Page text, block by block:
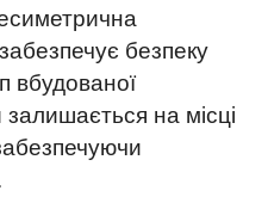
безпеку
вбудованої
на місці